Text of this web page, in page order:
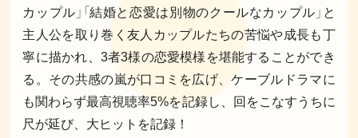
カップル」「結婚と恋愛は別物のクールなカップル」と
主人公を取り巻く友人カップルたちの苦悩や成長も丁
寧に描かれ、3者3様の恋愛模様を堪能することができ
る。その共感の嵐が口コミを広げ、ケーブルドラマに
も関わらず最高視聴率5%を記録し、回をこなすうちに
尺が延び、大ヒットを記録！